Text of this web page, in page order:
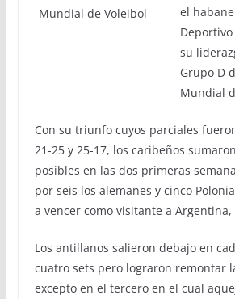
el
su
Grupo D
Mundial
Con su triunfo cuyos parciales
21-25 y 25-17, los caribeños
posibles en las dos primeras
por seis los alemanes y cinco
a vencer como visitante a Argentina,
Los antillanos salieron debajo en
cuatro sets pero lograron remontar
excepto en el tercero en el cual